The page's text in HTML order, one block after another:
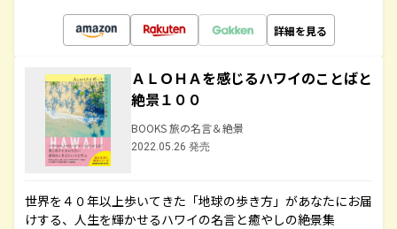
詳細を見る
ＡＬＯＨＡを感じるハワイのことばと
絶景１００
BOOKS 旅の名言＆絶景
2022.05.26 発売
世界を４０年以上歩いてきた「地球の歩き方」があなたにお届
けする、人生を輝かせるハワイの名言と癒やしの絶景集